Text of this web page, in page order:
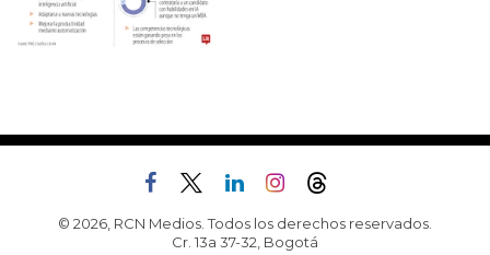
© 2026, RCN Medios. Todos los derechos reservados.
Cr. 13a 37-32, Bogotá